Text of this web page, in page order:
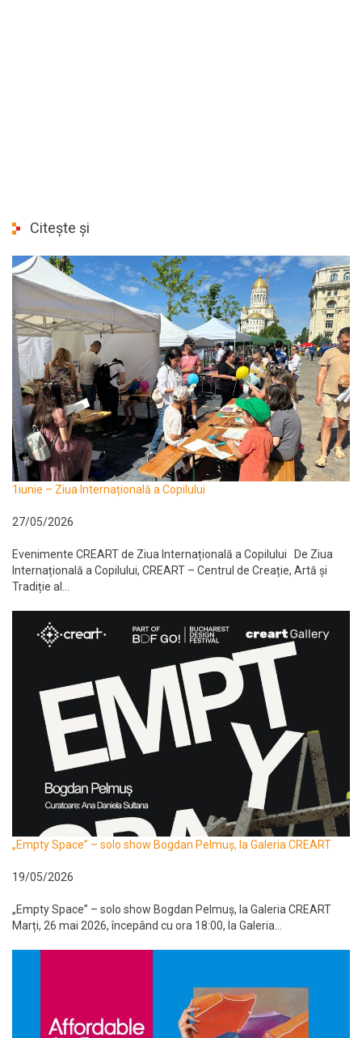
Citește și
1iunie – Ziua Internațională a Copilului
27/05/2026
Evenimente CREART de Ziua Internațională a Copilului De Ziua
Internațională a Copilului, CREART – Centrul de Creație, Artă și
Tradiție al...
„Empty Space” – solo show Bogdan Pelmuș, la Galeria CREART
19/05/2026
„Empty Space” – solo show Bogdan Pelmuș, la Galeria CREART
Marți, 26 mai 2026, începând cu ora 18:00, la Galeria...